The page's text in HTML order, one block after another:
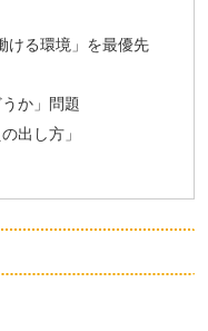
ける環境」を最優先
か」問題
出し方」